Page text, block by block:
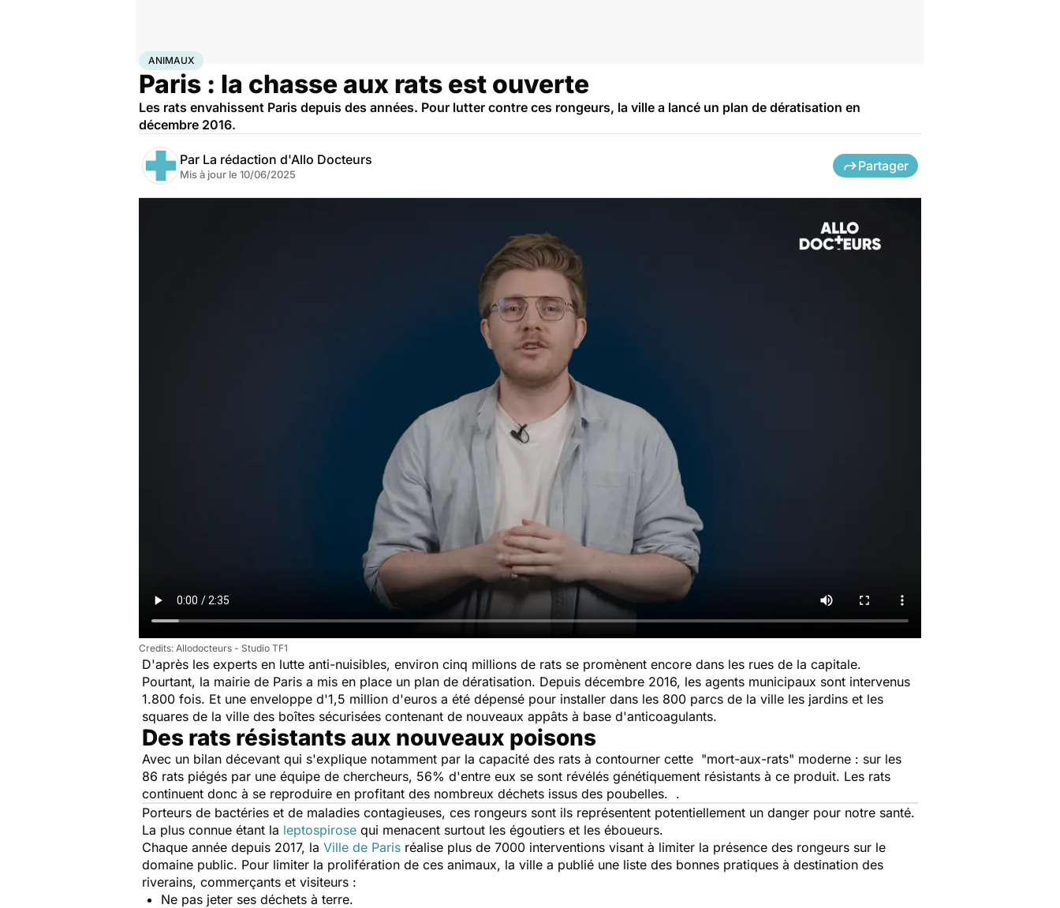
AccueilSanté Société
ANIMAUX
Paris : la chasse aux rats est ouverte
Les rats envahissent Paris depuis des années. Pour lutter contre ces rongeurs, la ville a lancé un plan de dératisation en
décembre 2016.
Par La rédaction d'Allo Docteurs
Mis à jour le 10/06/2025
Partager
Allodocteurs - Studio TF1
D'après les experts en lutte anti-nuisibles, environ cinq millions de rats se promènent encore dans les rues de la capitale.
Pourtant, la mairie de Paris a mis en place un plan de dératisation. Depuis décembre 2016, les agents municipaux sont intervenus
1.800 fois. Et une enveloppe d'1,5 million d'euros a été dépensé pour installer dans les 800 parcs de la ville les jardins et les
squares de la ville des boîtes sécurisées contenant de nouveaux appâts à base d'anticoagulants.
Des rats résistants aux nouveaux poisons
Avec un bilan décevant qui s'explique notamment par la capacité des rats à contourner cette "mort-aux-rats" moderne : sur les
86 rats piégés par une équipe de chercheurs, 56% d'entre eux se sont révélés génétiquement résistants à ce produit. Les rats
continuent donc à se reproduire en profitant des nombreux déchets issus des poubelles. .
Porteurs de bactéries et de maladies contagieuses, ces rongeurs sont ils représentent potentiellement un danger pour notre santé.
La plus connue étant la leptospirose qui menacent surtout les égoutiers et les éboueurs.
Chaque année depuis 2017, la Ville de Paris réalise plus de 7000 interventions visant à limiter la présence des rongeurs sur le
domaine public. Pour limiter la prolifération de ces animaux, la ville a publié une liste des bonnes pratiques à destination des
riverains, commerçants et visiteurs :
Ne pas jeter ses déchets à terre.